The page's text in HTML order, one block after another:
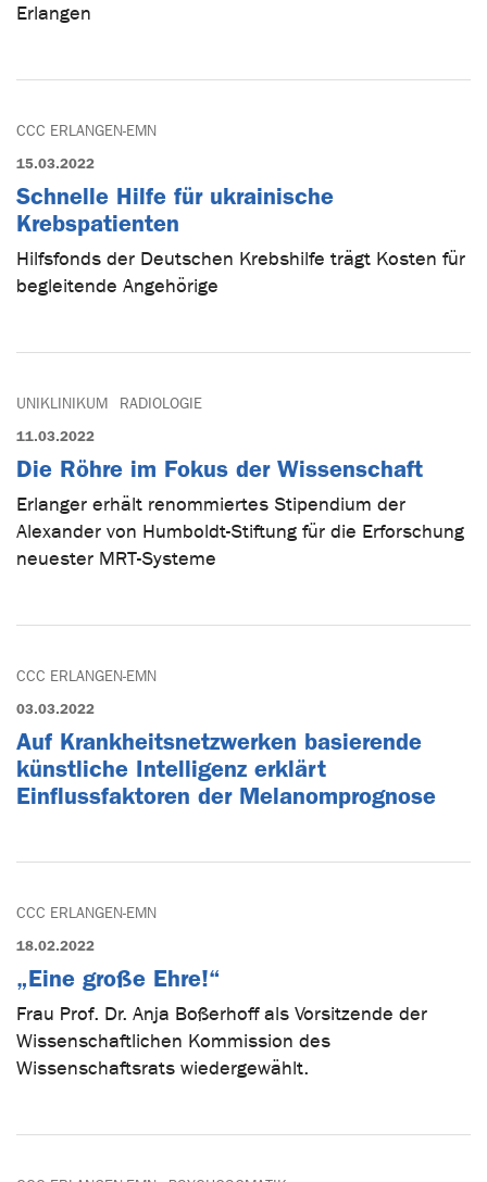
Erlangen
CCC ERLANGEN-EMN
15.03.2022
Schnelle Hilfe für ukrainische
Krebspatienten
Hilfsfonds der Deutschen Krebshilfe trägt Kosten für
begleitende Angehörige
UNIKLINIKUM RADIOLOGIE
11.03.2022
Die Röhre im Fokus der Wissenschaft
Erlanger erhält renommiertes Stipendium der
Alexander von Humboldt-Stiftung für die Erforschung
neuester MRT-Systeme
CCC ERLANGEN-EMN
03.03.2022
Auf Krankheitsnetzwerken basierende
künstliche Intelligenz erklärt
Einflussfaktoren der Melanomprognose
CCC ERLANGEN-EMN
18.02.2022
„Eine große Ehre!“
Frau Prof. Dr. Anja Boßerhoff als Vorsitzende der
Wissenschaftlichen Kommission des
Wissenschaftsrats wiedergewählt.